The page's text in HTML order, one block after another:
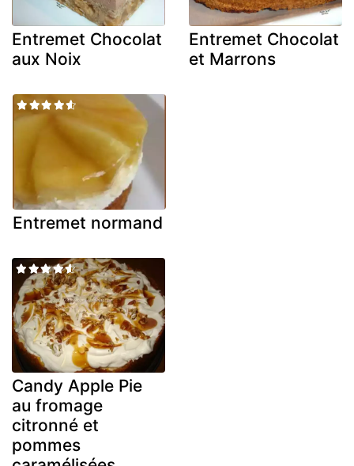
Entremet Chocolat
aux Noix
Entremet Chocolat
et Marrons
Entremet normand
Candy Apple Pie
au fromage
citronné et
pommes